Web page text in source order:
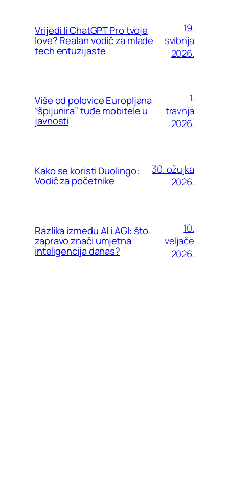
Vrijedi li ChatGPT Pro tvoje
love? Realan vodič za mlade
tech entuzijaste
19.
svibnja
2026.
Više od polovice Europljana
“špijunira” tuđe mobitele u
javnosti
1.
travnja
2026.
Kako se koristi Duolingo:
Vodič za početnike
30. ožujka
2026.
Razlika između AI i AGI: što
zapravo znači umjetna
inteligencija danas?
10.
veljače
2026.